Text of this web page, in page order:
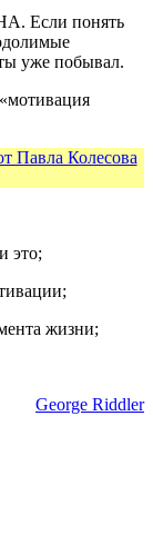
Если понять
уже побывал.
Павла Колесова
это;
жизни;
George Riddler